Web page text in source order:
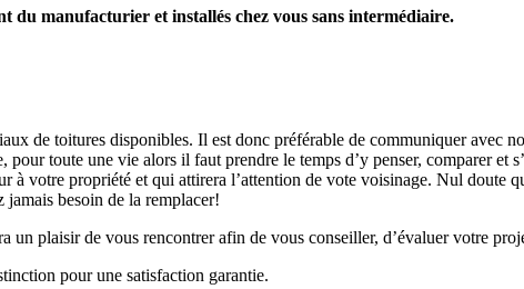
du manufacturier et installés chez vous sans intermédiaire.
de toitures disponibles. Il est donc préférable de communiquer avec
toute une vie alors il faut prendre le temps d’y penser, comparer et
à votre propriété et qui attirera l’attention de vote voisinage. Nul
besoin de la remplacer!
un plaisir de vous rencontrer afin de vous conseiller, d’évaluer votre
pour une satisfaction garantie.